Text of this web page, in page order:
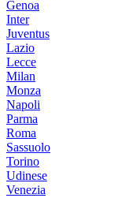
Genoa
Inter
Juventus
Lazio
Lecce
Milan
Monza
Napoli
Parma
Roma
Sassuolo
Torino
Udinese
Venezia